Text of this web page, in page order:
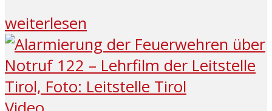
weiterlesen